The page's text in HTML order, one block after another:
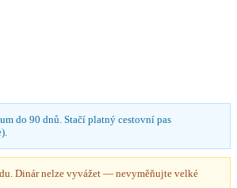
do 90 dnů. Stačí platný cestovní pas
Dinár nelze vyvážet — nevyměňujte velké